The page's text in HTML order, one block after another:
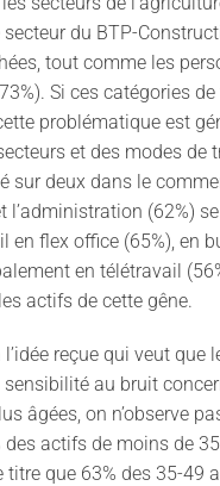
secteur du BTP-
tout comme les
Si ces catégories
problématique est
et des modes de
sur deux dans le
l’administration (62%)
en flex office (65%), en
en télétravail
actifs de cette gêne.
reçue qui veut que
sensibilité au bruit
âgées, on n’observe
des actifs de moins de
titre que 63% des 35-49